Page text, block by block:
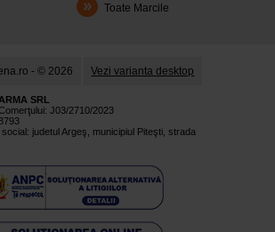
Toate Marcile
- © 2026 Vezi varianta desktop
SRL
J03/2710/2023
judetul Argeş, municipiul Piteşti, strada